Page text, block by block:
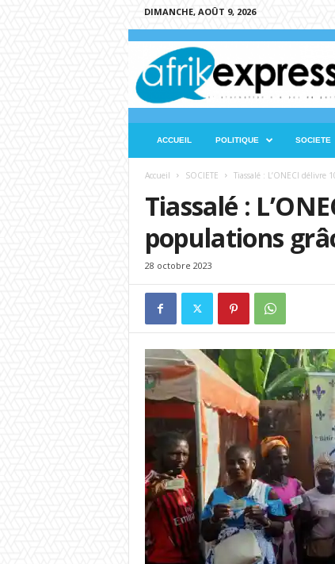
DIMANCHE, AOÛT 9, 2026
e
ACCUEIL POLITIQUE SOCIETE
Accueil SOCIETE Tiassalé : L’ONECI délivre
Tiassalé :
populations
28 octobre 2023